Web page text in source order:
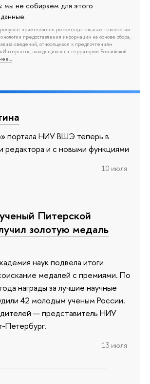
мы не собираем для этого
применяются рекомендательные технологии
предоставления информации на основе сбора,
сведений, относящихся к предпочтениям
находящихся на территории Российской
портала НИУ ВШЭ теперь в
редактора и с новыми функциями
10 июля
Питерской
золотую медаль
наук подвела итоги
медалей с премиями. По
награды за лучшие научные
42 молодым ученым России.
— представитель НИУ
13 июля